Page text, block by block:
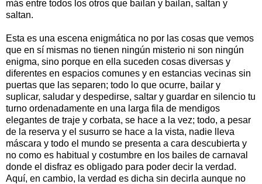
más entre todos los otros que bailan y bailan, saltan y
saltan.
Esta es una escena enigmática no por las cosas que vemos
que en sí mismas no tienen ningún misterio ni son ningún
enigma, sino porque en ella suceden cosas diversas y
diferentes en espacios comunes y en estancias vecinas sin
puertas que las separen; todo lo que ocurre, bailar y
suplicar, saludar y despedirse, saltar y guardar en silencio tu
turno ordenadamente en una larga fila de mendigos
elegantes de traje y corbata, se hace a la vez; todo, a pesar
de la reserva y el susurro se hace a la vista, nadie lleva
máscara y todo el mundo se presenta a cara descubierta y
no como es habitual y costumbre en los bailes de carnaval
donde el disfraz es obligado para poder decir la verdad.
Aquí, en cambio, la verdad es dicha sin decirla aunque no